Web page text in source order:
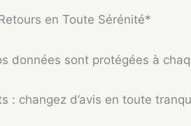
en Toute Sérénité*
données sont protégées à
: changez d’avis en toute